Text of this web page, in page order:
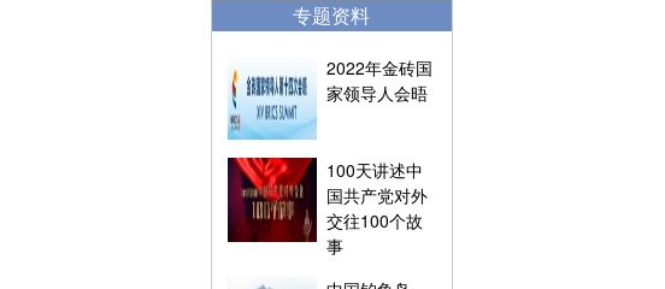
专题资料
2022年金砖国
家领导人会晤
100天讲述中
国共产党对外
交往100个故
事